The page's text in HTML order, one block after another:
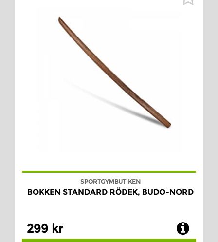
SPORTGYMBUTIKEN
BOKKEN STANDARD RÖDEK, BUDO-NORD
299 kr